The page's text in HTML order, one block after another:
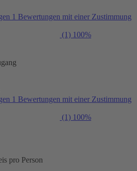
1 Bewertungen mit einer Zustimmung
(1) 100%
1 Bewertungen mit einer Zustimmung
(1) 100%
pro Person